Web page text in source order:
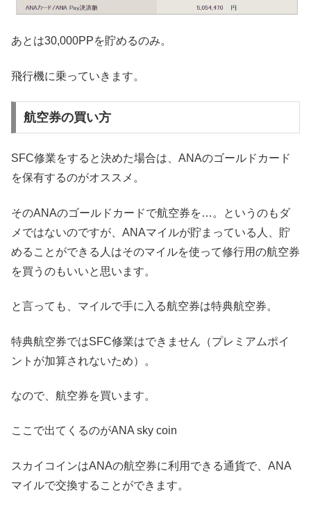
あとは30,000PPを貯めるのみ。
飛行機に乗っていきます。
航空券の買い方
SFC修業をすると決めた場合は、ANAのゴールドカード
を保有するのがオススメ。
そのANAのゴールドカードで航空券を…。というのもダ
メではないのですが、ANAマイルが貯まっている人、貯
めることができる人はそのマイルを使って修行用の航空券
を買うのもいいと思います。
と言っても、マイルで手に入る航空券は特典航空券。
特典航空券ではSFC修業はできません（プレミアムポイ
ントが加算されないため）。
なので、航空券を買います。
ここで出てくるのがANA sky coin
スカイコインはANAの航空券に利用できる通貨で、ANA
マイルで交換することができます。